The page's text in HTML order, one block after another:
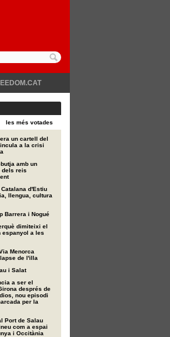
les més votades
un cartell del
a la crisi
amb un
dels reis
d'Estiu
llengua, cultura
Barrera i Nogué
dimiteixi el
espanyol a les
Menorca
de l'illa
i Salat
a ser el
després de
nou episodi
per la
Port de Salau
com a espai
i Occitània